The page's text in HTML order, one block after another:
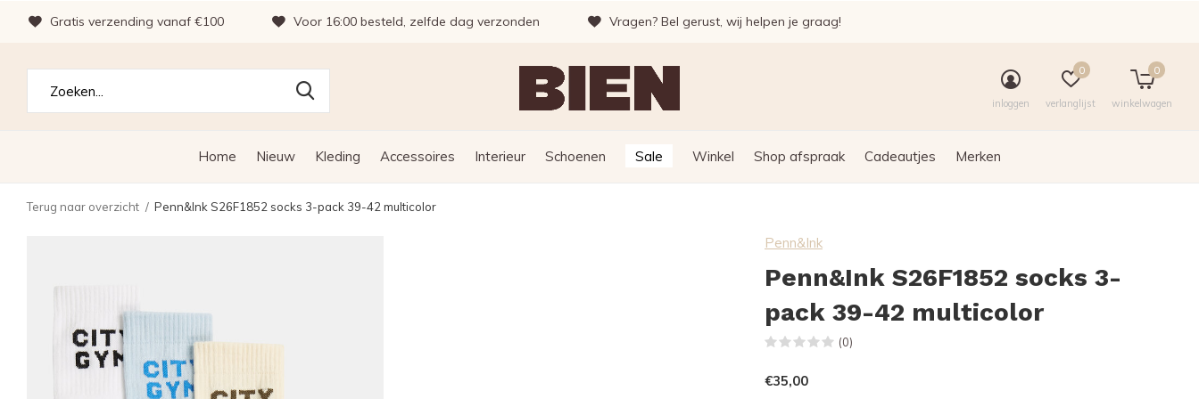
Home Nieuw Kleding Accessoires Interieur Schoenen Sale Winkel Shop afspraak Cadeautjes Merken
inloggen verlanglijst
0
winkelwagen
0
Gratis verzending vanaf €100 Voor 16:00 besteld, zelfde dag verzonden Vragen? Bel gerust, wij helpen je graag!
Terug naar overzicht Penn&Ink S26F1852 socks 3-pack 39-42 multicolor
Penn&Ink
Penn&Ink S26F1852 socks 3-
pack 39-42 multicolor
(0)
€35,00